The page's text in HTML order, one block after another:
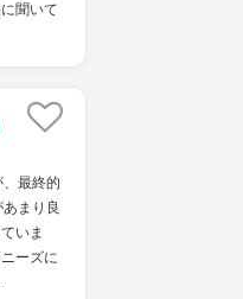
聞いて
最終的
まり良
いま
ーズに